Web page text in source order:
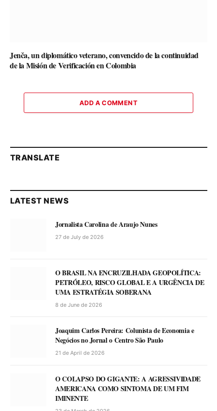
Jenča, un diplomático veterano, convencido de la continuidad
de la Misión de Verificación en Colombia
ADD A COMMENT
TRANSLATE
LATEST NEWS
Jornalista Carolina de Araujo Nunes
27 de July de 2026
O BRASIL NA ENCRUZILHADA GEOPOLÍTICA:
PETRÓLEO, RISCO GLOBAL E A URGÊNCIA DE
UMA ESTRATÉGIA SOBERANA
8 de June de 2026
Joaquim Carlos Pereira: Colunista de Economia e
Negócios no Jornal o Centro São Paulo
21 de April de 2026
O COLAPSO DO GIGANTE: A AGRESSIVIDADE
AMERICANA COMO SINTOMA DE UM FIM
IMINENTE